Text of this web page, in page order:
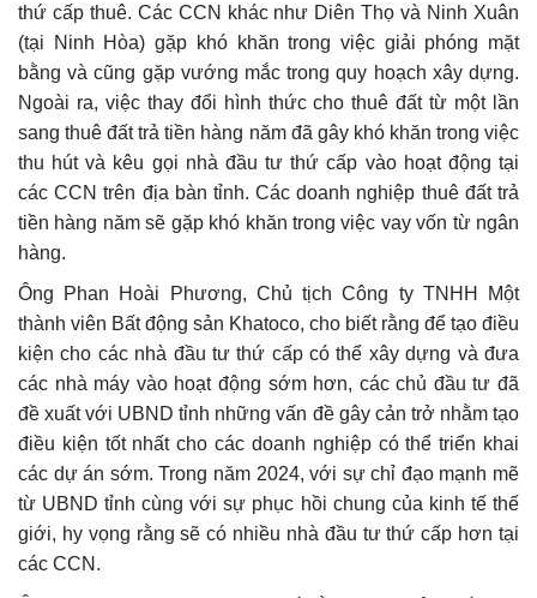
thứ cấp thuê. Các CCN khác như Diên Thọ và Ninh Xuân
(tại Ninh Hòa) gặp khó khăn trong việc giải phóng mặt
bằng và cũng gặp vướng mắc trong quy hoạch xây dựng.
Ngoài ra, việc thay đổi hình thức cho thuê đất từ một lần
sang thuê đất trả tiền hàng năm đã gây khó khăn trong việc
thu hút và kêu gọi nhà đầu tư thứ cấp vào hoạt động tại
các CCN trên địa bàn tỉnh. Các doanh nghiệp thuê đất trả
tiền hàng năm sẽ gặp khó khăn trong việc vay vốn từ ngân
hàng.
Ông Phan Hoài Phương, Chủ tịch Công ty TNHH Một
thành viên Bất động sản Khatoco, cho biết rằng để tạo điều
kiện cho các nhà đầu tư thứ cấp có thể xây dựng và đưa
các nhà máy vào hoạt động sớm hơn, các chủ đầu tư đã
đề xuất với UBND tỉnh những vấn đề gây cản trở nhằm tạo
điều kiện tốt nhất cho các doanh nghiệp có thể triển khai
các dự án sớm. Trong năm 2024, với sự chỉ đạo mạnh mẽ
từ UBND tỉnh cùng với sự phục hồi chung của kinh tế thế
giới, hy vọng rằng sẽ có nhiều nhà đầu tư thứ cấp hơn tại
các CCN.